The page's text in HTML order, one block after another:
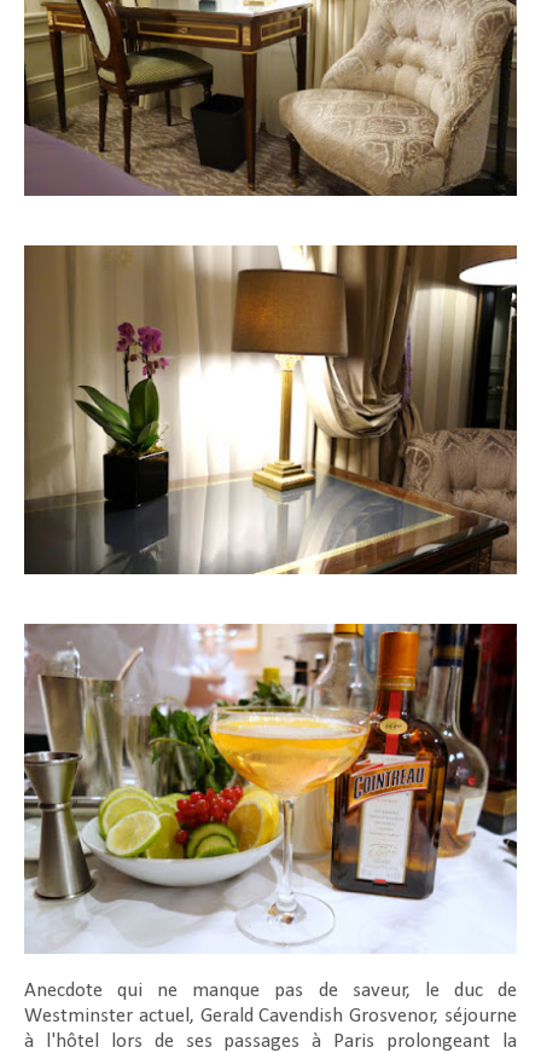
Anecdote qui ne manque pas de saveur, le duc de
Westminster actuel, Gerald Cavendish Grosvenor, séjourne
à l'hôtel lors de ses passages à Paris prolongeant la